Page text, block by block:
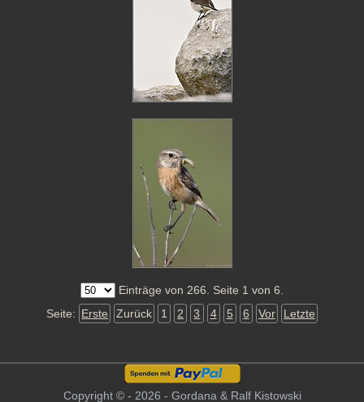
Einträge von 266. Seite 1 von 6.
Seite: Erste Zurück 1 2 3 4 5 6 Vor Letzte
Copyright © - 2026 - Gordana & Ralf Kistowski